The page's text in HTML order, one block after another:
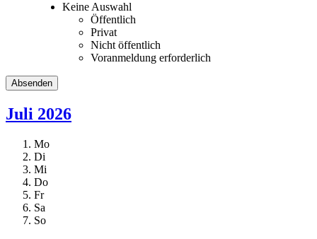
Keine Auswahl
Öffentlich
Privat
Nicht öffentlich
Voranmeldung erforderlich
Juli 2026
Mo
Di
Mi
Do
Fr
Sa
So